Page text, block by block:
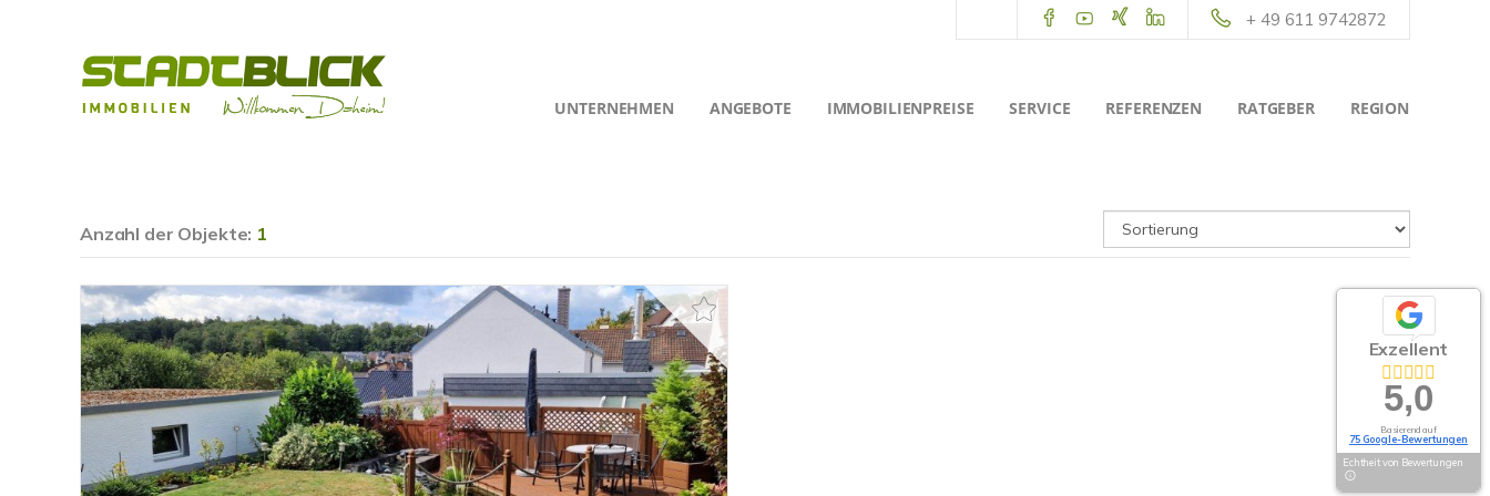
+ 49 611 9742872
UNTERNEHMEN ANGEBOTE IMMOBILIENPREISE SERVICE REFERENZEN RATGEBER REGION
Anzahl der Objekte: 1
Exzellent
5,0
Basierend auf
75 Google-Bewertungen
Echtheit von Bewertungen